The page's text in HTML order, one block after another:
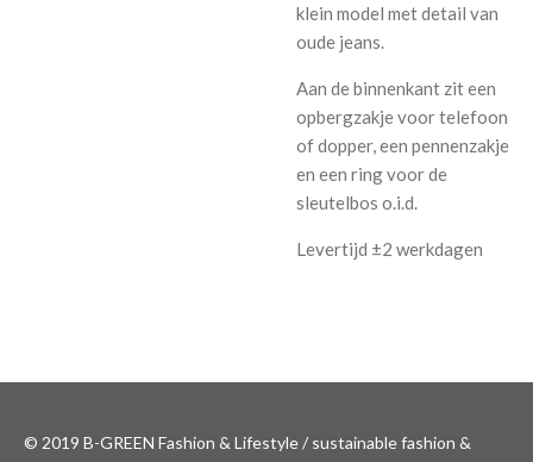
klein model met detail van
oude jeans.
Aan de binnenkant zit een
opbergzakje voor telefoon
of dopper, een pennenzakje
en een ring voor de
sleutelbos o.i.d.
Levertijd ±2 werkdagen
© 2019 B-GREEN Fashion & Lifestyle / sustainable fashion &